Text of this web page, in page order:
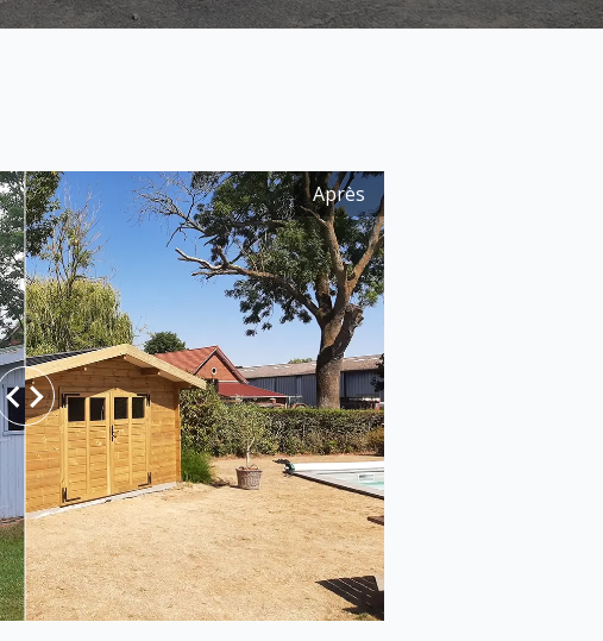
Après